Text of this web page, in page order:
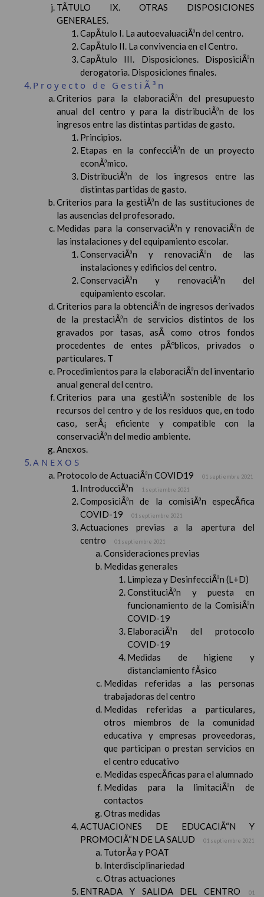
TÃTULO IX. OTRAS DISPOSICIONES
GENERALES.
CapÃ­tulo I. La autoevaluaciÃ³n del centro.
CapÃ­tulo II. La convivencia en el Centro.
CapÃ­tulo III. Disposiciones. DisposiciÃ³n
derogatoria. Disposiciones finales.
Proyecto de GestiÃ³n
Criterios para la elaboraciÃ³n del presupuesto
anual del centro y para la distribuciÃ³n de los
ingresos entre las distintas partidas de gasto.
Principios.
Etapas en la confecciÃ³n de un proyecto
econÃ³mico.
DistribuciÃ³n de los ingresos entre las
distintas partidas de gasto.
Criterios para la gestiÃ³n de las sustituciones de
las ausencias del profesorado.
Medidas para la conservaciÃ³n y renovaciÃ³n de
las instalaciones y del equipamiento escolar.
ConservaciÃ³n y renovaciÃ³n de las
instalaciones y edificios del centro.
ConservaciÃ³n y renovaciÃ³n del
equipamiento escolar.
Criterios para la obtenciÃ³n de ingresos derivados
de la prestaciÃ³n de servicios distintos de los
gravados por tasas, asÃ­ como otros fondos
procedentes de entes pÃºblicos, privados o
particulares. T
Procedimientos para la elaboraciÃ³n del inventario
anual general del centro.
Criterios para una gestiÃ³n sostenible de los
recursos del centro y de los residuos que, en todo
caso, serÃ¡ eficiente y compatible con la
conservaciÃ³n del medio ambiente.
Anexos.
ANEXOS
Protocolo de ActuaciÃ³n COVID19 01 septiembre 2021
IntroducciÃ³n 1 septiembre 2021
ComposiciÃ³n de la comisiÃ³n especÃ­fica
COVID-19
01 septiembre 2021
Actuaciones previas a la apertura del
centro
01 septiembre 2021
Consideraciones previas
Medidas generales
Limpieza y DesinfecciÃ³n (L+D)
ConstituciÃ³n y puesta en
funcionamiento de la ComisiÃ³n
COVID-19
ElaboraciÃ³n del protocolo
COVID-19
Medidas de higiene y
distanciamiento fÃ­sico
Medidas referidas a las personas
trabajadoras del centro
Medidas referidas a particulares,
otros miembros de la comunidad
educativa y empresas proveedoras,
que participan o prestan servicios en
el centro educativo
Medidas especÃ­ficas para el alumnado
Medidas para la limitaciÃ³n de
contactos
Otras medidas
ACTUACIONES DE EDUCACIÃ“N Y
PROMOCIÃ“N DE LA SALUD
01 septiembre 2021
TutorÃ­a y POAT
Interdisciplinariedad
Otras actuaciones
ENTRADA Y SALIDA DEL CENTRO
01